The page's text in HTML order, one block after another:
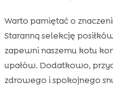
Warto pamiętać o
Staranną selekcję
zapewni naszemu kotu
upałów. Dodatkowo,
zdrowego i spokojnego